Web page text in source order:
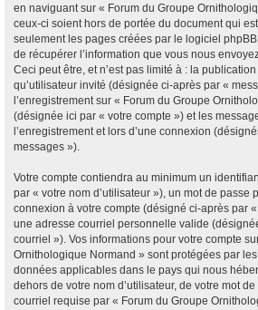
en naviguant sur « Forum du Groupe
ceux-ci soient hors de portée du document qui
seulement les pages créées par le logiciel
de récupérer l’information que vous nous
Ceci peut être, et n’est pas limité à : la
qu’utilisateur invité (désignée ci-après par «
l’enregistrement sur « Forum du Groupe
(désignée ici par « votre compte ») et les
l’enregistrement et lors d’une connexion
messages »).
Votre compte contiendra au minimum un
par « votre nom d’utilisateur »), un mot de passe
connexion à votre compte (désigné ci-après par
une adresse courriel personnelle valide
courriel »). Vos informations pour votre compte
Ornithologique Normand » sont protégées par
données applicables dans le pays qui nous
dehors de votre nom d’utilisateur, de votre mot
courriel requise par « Forum du Groupe